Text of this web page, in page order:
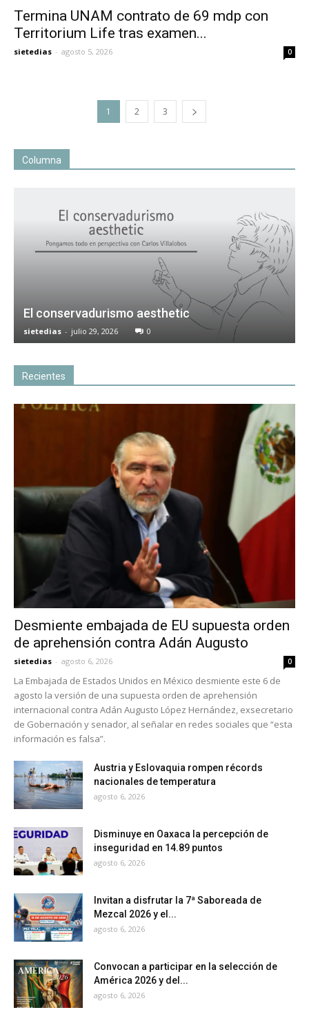
Termina UNAM contrato de 69 mdp con
Territorium Life tras examen...
sietedias - agosto 5, 2026 0
1 2 3
Columna
El conservadurismo aesthetic
sietedias - julio 29, 2026 0
Recientes
Desmiente embajada de EU supuesta orden
de aprehensión contra Adán Augusto
sietedias - agosto 6, 2026 0
La Embajada de Estados Unidos en México desmiente este 6 de
agosto la versión de una supuesta orden de aprehensión
internacional contra Adán Augusto López Hernández, exsecretario
de Gobernación y senador, al señalar en redes sociales que “esta
información es falsa”.
Austria y Eslovaquia rompen récords
nacionales de temperatura
agosto 6, 2026
Disminuye en Oaxaca la percepción de
inseguridad en 14.89 puntos
agosto 6, 2026
Invitan a disfrutar la 7ª Saboreada de
Mezcal 2026 y el...
agosto 6, 2026
Convocan a participar en la selección de
América 2026 y del...
agosto 6, 2026